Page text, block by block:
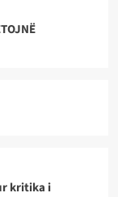
kritika i